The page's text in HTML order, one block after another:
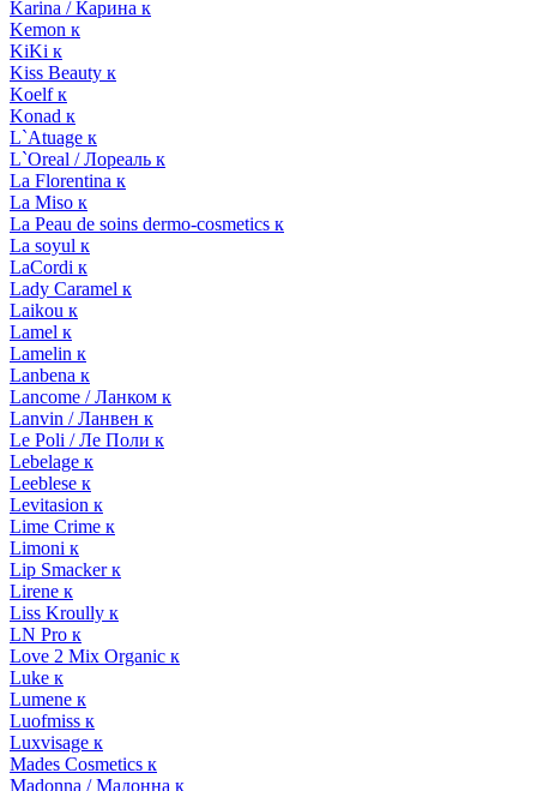
Karina / Карина к
Kemon к
KiKi к
Kiss Beauty к
Koelf к
Konad к
L`Atuage к
L`Oreal / Лореаль к
La Florentina к
La Miso к
La Peau de soins dermo-cosmetics к
La soyul к
LaCordi к
Lady Caramel к
Laikou к
Lamel к
Lamelin к
Lanbena к
Lancome / Ланком к
Lanvin / Ланвен к
Le Poli / Ле Поли к
Lebelage к
Leeblese к
Levitasion к
Lime Crime к
Limoni к
Lip Smacker к
Lirene к
Liss Kroully к
LN Pro к
Love 2 Mix Organic к
Luke к
Lumene к
Luofmiss к
Luxvisage к
Mades Cosmetics к
Madonna / Мадонна к